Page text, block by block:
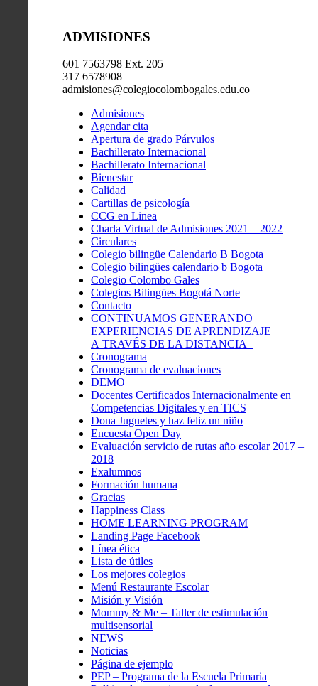
ADMISIONES
601 7563798 Ext. 205
317 6578908
admisiones@colegiocolombogales.edu.co
Admisiones
Agendar cita
Apertura de grado Párvulos
Bachillerato Internacional
Bachillerato Internacional
Bienestar
Calidad
Cartillas de psicología
CCG en Linea
Charla Virtual de Admisiones 2021 – 2022
Circulares
Colegio bilingüe Calendario B Bogota
Colegio bilingües calendario b Bogota
Colegio Colombo Gales
Colegios Bilingües Bogotá Norte
Contacto
CONTINUAMOS GENERANDO
EXPERIENCIAS DE APRENDIZAJE
A TRAVÉS DE LA DISTANCIA
Cronograma
Cronograma de evaluaciones
DEMO
Docentes Certificados Internacionalmente en
Competencias Digitales y en TICS
Dona Juguetes y haz feliz un niño
Encuesta Open Day
Evaluación servicio de rutas año escolar 2017 –
2018
Exalumnos
Formación humana
Gracias
Happiness Class
HOME LEARNING PROGRAM
Landing Page Facebook
Línea ética
Lista de útiles
Los mejores colegios
Menú Restaurante Escolar
Misión y Visión
Mommy & Me – Taller de estimulación
multisensorial
NEWS
Noticias
Página de ejemplo
PEP – Programa de la Escuela Primaria